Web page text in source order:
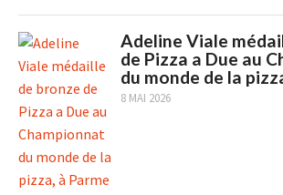
Adeline Viale
de Pizza a Due au
du monde de la
8 MAI 2026